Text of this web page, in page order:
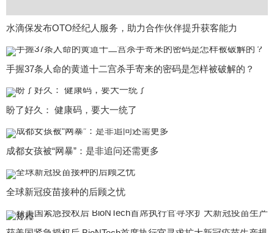
水滴保发布OTO经纪人服务，助力合作伙伴提升获客能力
手握37条人命的黄道十二宫杀手寄来的密码是怎样被破解的？
盼了好久： 健康码，要大一统了
成都女孩被“网暴”：是非追问还需更多
全球新冠疫苗接种的后顾之忧